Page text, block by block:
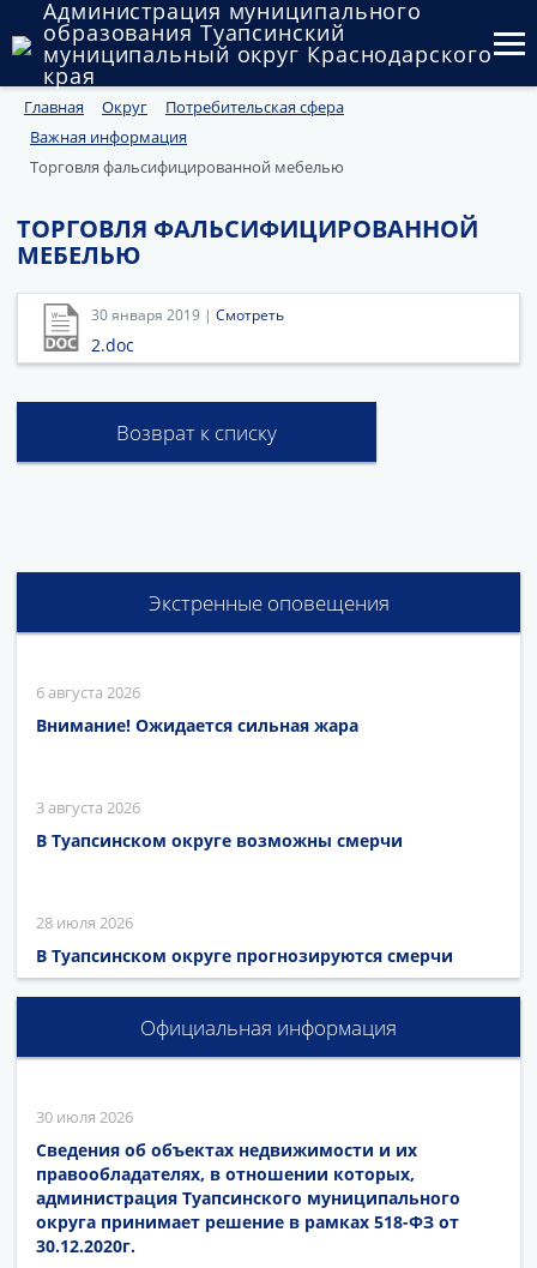
Администрация муниципального
образования Туапсинский
муниципальный округ Краснодарского
края
Округ
Администрация
Муниципальные закупки
Государственный и муниципальный контроль
Муниципальное имущество
Документы
Главная Округ
Потребительская сфера
Важная информация
Торговля фальсифицированной мебелью
ТОРГОВЛЯ ФАЛЬСИФИЦИРОВАННОЙ
МЕБЕЛЬЮ
30 января 2019 | Смотреть
2.doc
Возврат к списку
Экстренные оповещения
6 августа 2026
Внимание! Ожидается сильная жара
3 августа 2026
В Туапсинском округе возможны смерчи
28 июля 2026
В Туапсинском округе прогнозируются смерчи
Официальная информация
30 июля 2026
Сведения об объектах недвижимости и их
правообладателях, в отношении которых,
администрация Туапсинского муниципального
округа принимает решение в рамках 518-ФЗ от
30.12.2020г.